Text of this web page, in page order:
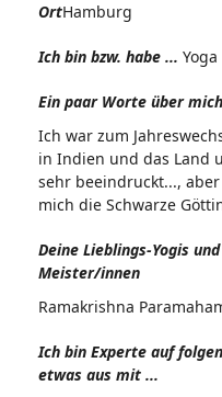
OrtHamburg
Ich bin bzw. habe ...
Ein paar Worte über
Ich war zum
in Indien und das Land
sehr beeindruckt...,
mich die Schwarze
Deine Lieblings-Yogis
Meister/innen
Ramakrishna
Ich bin Experte auf
etwas aus mit ...